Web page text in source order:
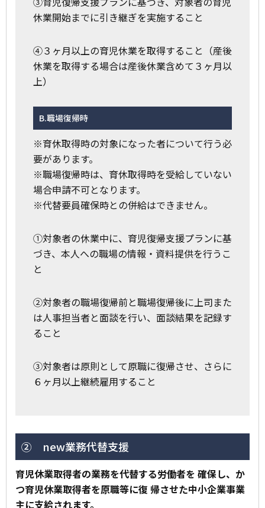
休業開始までに引き継ぎを実施すること
④３ヶ月以上の育児休業を取得すること（産後
休業を取得する場合は産後休業含めて３ヶ月以
上）
B.職場復帰時
※育休取得時の対象になった者について行う必
要があります。
※職場復帰時は、育休取得時を受給していない
場合申請不可となります。
※代替要員確保時との併給はできません。
①対象者の休業中に、育児復帰支援プランに基
づき、本人への職場の情報・資料提供を行うこ
と
②対象者の職場復帰前と職場復帰後に上司また
は人事担当者と面談を行い、面談結果を記録す
ること
③対象者は原則として原職に復帰させ、さらに
６ヶ月以上継続雇用すること
② new業務代替支援
育児休業取得者の業務を代替する労働者を 確保し、か
つ育児休業取得者を原職等に復 帰させた中小企業事業
主に支給されます。